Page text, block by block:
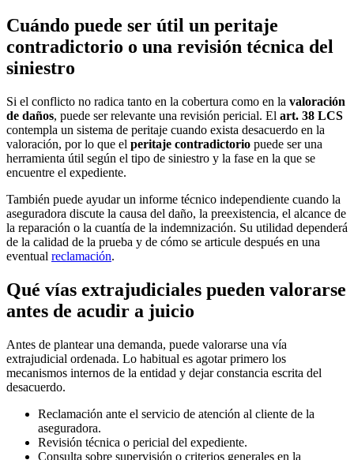
Cuándo puede ser útil un peritaje
contradictorio o una revisión técnica del
siniestro
Si el conflicto no radica tanto en la cobertura como en la valoración
de daños, puede ser relevante una revisión pericial. El art. 38 LCS
contempla un sistema de peritaje cuando exista desacuerdo en la
valoración, por lo que el peritaje contradictorio puede ser una
herramienta útil según el tipo de siniestro y la fase en la que se
encuentre el expediente.
También puede ayudar un informe técnico independiente cuando la
aseguradora discute la causa del daño, la preexistencia, el alcance de
la reparación o la cuantía de la indemnización. Su utilidad dependerá
de la calidad de la prueba y de cómo se articule después en una
eventual reclamación.
Qué vías extrajudiciales pueden valorarse
antes de acudir a juicio
Antes de plantear una demanda, puede valorarse una vía
extrajudicial ordenada. Lo habitual es agotar primero los
mecanismos internos de la entidad y dejar constancia escrita del
desacuerdo.
Reclamación ante el servicio de atención al cliente de la
aseguradora.
Revisión técnica o pericial del expediente.
Consulta sobre supervisión o criterios generales en la